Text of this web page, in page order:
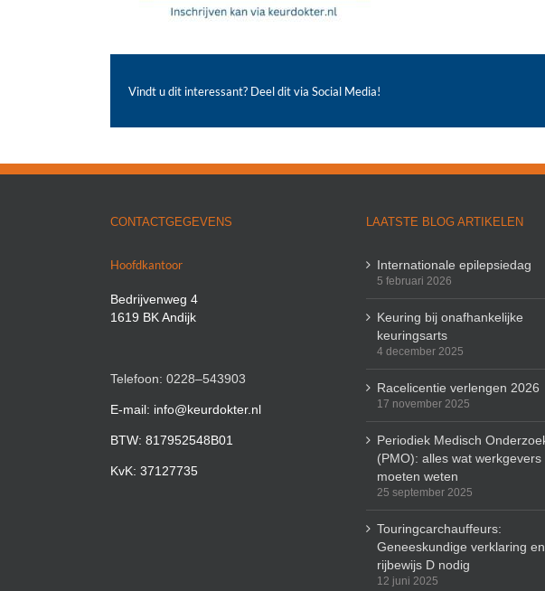
Vindt u dit interessant? Deel dit via Social Media!
CONTACTGEGEVENS
Hoofdkantoor
Bedrijvenweg 4
1619 BK Andijk
Telefoon: 0228–543903
E-mail: info@keurdokter.nl
BTW: 817952548B01
KvK: 37127735
LAATSTE BLOG ARTIKELEN
Internationale epilepsiedag
5 februari 2026
Keuring bij onafhankelijke
keuringsarts
4 december 2025
Racelicentie verlengen 2026
17 november 2025
Periodiek Medisch
(PMO): alles wat werkgevers
moeten weten
25 september 2025
Touringcarchauffeurs:
Geneeskundige verklaring en
rijbewijs D nodig
12 juni 2025